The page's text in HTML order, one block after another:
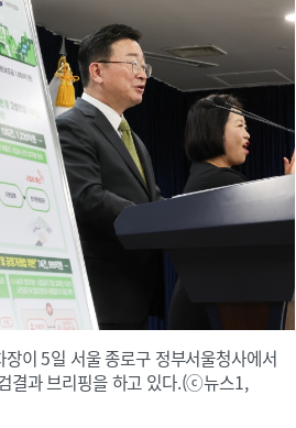
이 5일 서울 종로구 정부서울청사에서
결과 브리핑을 하고 있다.(ⓒ뉴스1,